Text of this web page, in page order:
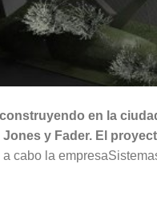
en la
Jones y Fader. El
a cabo la